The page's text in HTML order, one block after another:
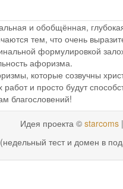
и обобщённая,
тем, что очень
формулировкой
афоризма.
которые созвучны
и просто будут
благословений!
Идея проекта © starcoms
(недельный тест и домен в